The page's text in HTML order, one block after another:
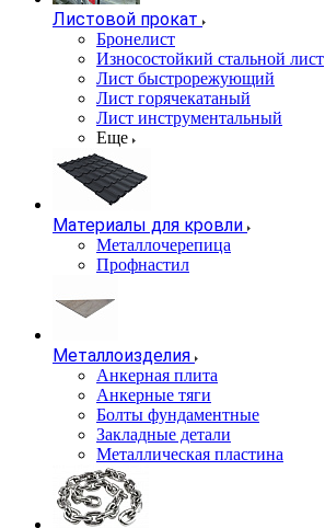
Листовой прокат
Бронелист
Износостойкий стальной лист
Лист быстрорежующий
Лист горячекатаный
Лист инструментальный
Еще
Материалы для кровли
Металлочерепица
Профнастил
Металлоизделия
Анкерная плита
Анкерные тяги
Болты фундаментные
Закладные детали
Металлическая пластина